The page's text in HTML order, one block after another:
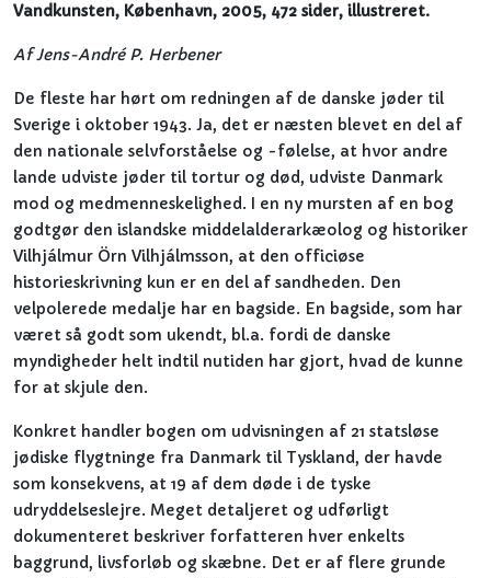
Vandkunsten, København, 2005, 472 sider, illustreret.
Af Jens-André P. Herbener
De fleste har hørt om redningen af de danske jøder til
Sverige i oktober 1943. Ja, det er næsten blevet en del af
den nationale selvforståelse og -følelse, at hvor andre
lande udviste jøder til tortur og død, udviste Danmark
mod og medmenneskelighed. I en ny mursten af en bog
godtgør den islandske middelalderarkæolog og historiker
Vilhjálmur Örn Vilhjálmsson, at den officiøse
historieskrivning kun er en del af sandheden. Den
velpolerede medalje har en bagside. En bagside, som har
været så godt som ukendt, bl.a. fordi de danske
myndigheder helt indtil nutiden har gjort, hvad de kunne
for at skjule den.
Konkret handler bogen om udvisningen af 21 statsløse
jødiske flygtninge fra Danmark til Tyskland, der havde
som konsekvens, at 19 af dem døde i de tyske
udryddelseslejre. Meget detaljeret og udførligt
dokumenteret beskriver forfatteren hver enkelts
baggrund, livsforløb og skæbne. Det er af flere grunde